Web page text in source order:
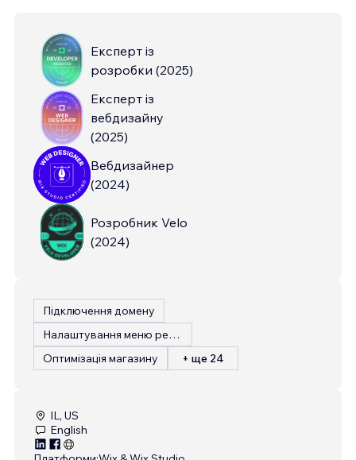
Експерт із
розробки (2025)
Експерт із
вебдизайну
(2025)
Вебдизайнер
(2024)
Розробник Velo
(2024)
Підключення домену
Налаштування меню ресторану
Оптимізація магазину
+ ще 24
IL, US
English